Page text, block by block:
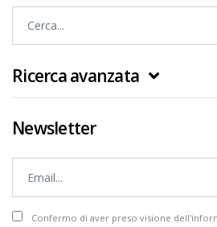
Ricerca avanzata
Newsletter
Confermo di aver preso visione